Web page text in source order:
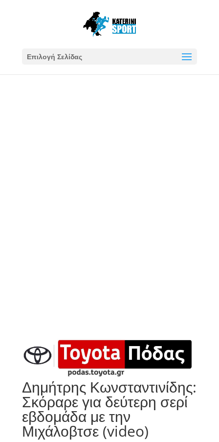
Επιλογή Σελίδας
Δημήτρης Κωνσταντινίδης:
Σκόραρε για δεύτερη σερί
εβδομάδα με την
Μιχάλοβτσε (video)